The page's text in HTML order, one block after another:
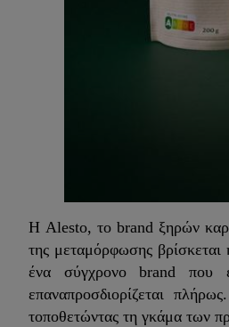
Η Alesto, το brand ξηρών
της μεταμόρφωσης βρίσκεται
ένα σύγχρονο brand που
επαναπροσδιορίζεται
τοποθετώντας τη γκάμα των